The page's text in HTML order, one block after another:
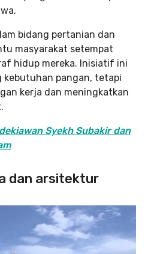
bidang pertanian dan
masyarakat setempat
hidup mereka. Inisiatif ini
kebutuhan pangan, tetapi
kerja dan meningkatkan
Syekh Subakir dan
dan arsitektur